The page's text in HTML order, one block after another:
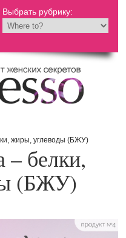
Выбрать рубрику:
жиры, углеводы (БЖУ)
– белки,
(БЖУ)